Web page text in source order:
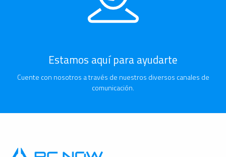
Estamos aquí para ayudarte
Cuente con nosotros a través de nuestros diversos canales de
comunicación.